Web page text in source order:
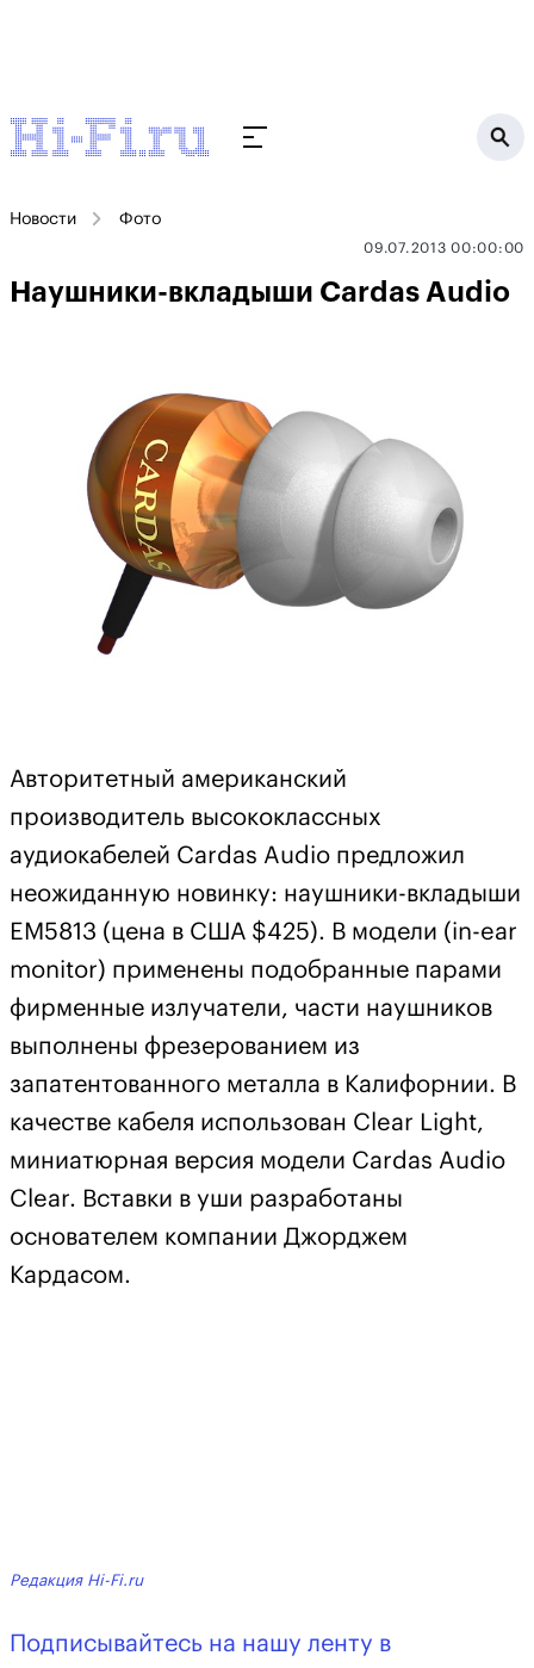
Новости Фото
09.07.2013 00:00:00
Наушники-вкладыши Cardas Audio
Авторитетный американский
производитель высококлассных
аудиокабелей Cardas Audio предложил
неожиданную новинку: наушники-вкладыши
EM5813 (цена в США $425). В модели (in-ear
monitor) применены подобранные парами
фирменные излучатели, части наушников
выполнены фрезерованием из
запатентованного металла в Калифорнии. В
качестве кабеля использован Clear Light,
миниатюрная версия модели Cardas Audio
Clear. Вставки в уши разработаны
основателем компании Джорджем
Кардасом.
Редакция Hi-Fi.ru
Подписывайтесь на нашу ленту в